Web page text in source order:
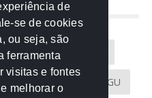
AMM
MT CGU
de
se de cookies
ou seja, são
ferramenta
visitas e fontes
melhorar o